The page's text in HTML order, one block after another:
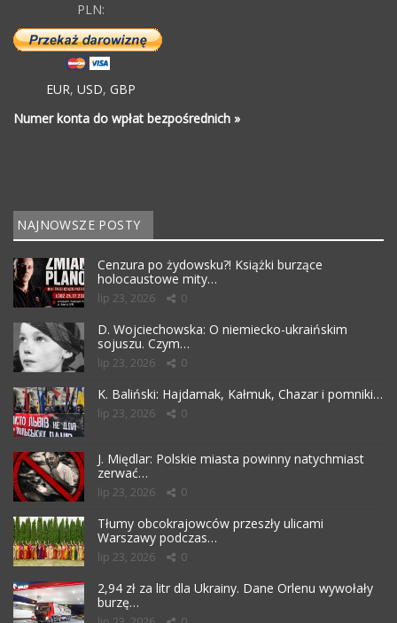
PLN:
EUR, USD, GBP
Numer konta do wpłat bezpośrednich »
NAJNOWSZE POSTY
Cenzura po żydowsku?! Książki burzące
holocaustowe mity…
lip 23, 2026 0
D. Wojciechowska: O niemiecko-ukraińskim
sojuszu. Czym…
lip 23, 2026 0
K. Baliński: Hajdamak, Kałmuk, Chazar i pomniki…
lip 23, 2026 0
J. Międlar: Polskie miasta powinny natychmiast
zerwać…
lip 23, 2026 0
Tłumy obcokrajowców przeszły ulicami
Warszawy podczas…
lip 23, 2026 0
2,94 zł za litr dla Ukrainy. Dane Orlenu wywołały
burzę…